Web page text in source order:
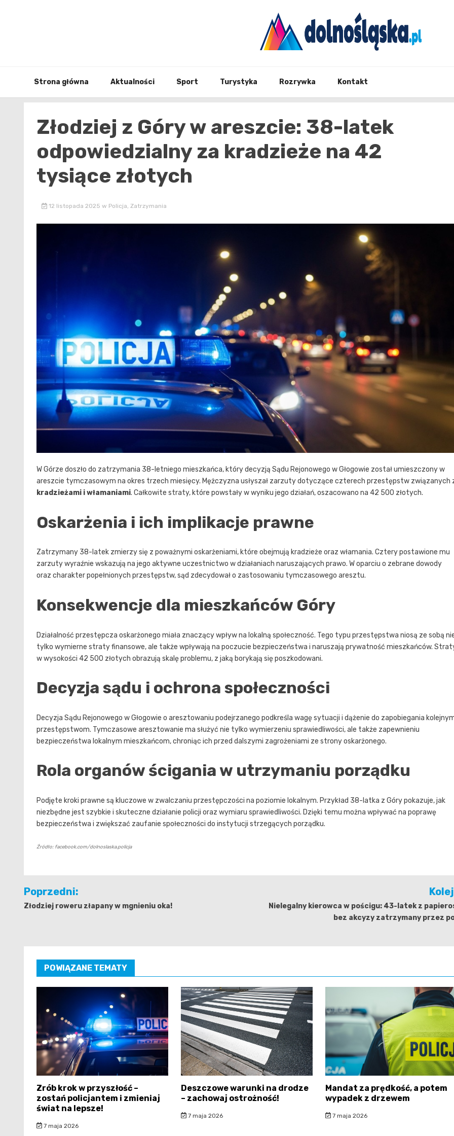
Strona główna Aktualności Sport Turystyka Rozrywka Kontakt
Złodziej z Góry w areszcie: 38-latek
odpowiedzialny za kradzieże na 42
tysiące złotych
12 listopada 2025 w Policja, Zatrzymania
W Górze doszło do zatrzymania 38-letniego mieszkańca, który decyzją Sądu Rejonowego w Głogowie został umieszczony w
areszcie tymczasowym na okres trzech miesięcy. Mężczyzna usłyszał zarzuty dotyczące czterech przestępstw związanych
kradzieżami i włamaniami. Całkowite straty, które powstały w wyniku jego działań, oszacowano na 42 500 złotych.
Oskarżenia i ich implikacje prawne
Zatrzymany 38-latek zmierzy się z poważnymi oskarżeniami, które obejmują kradzieże oraz włamania. Cztery postawione mu
zarzuty wyraźnie wskazują na jego aktywne uczestnictwo w działaniach naruszających prawo. W oparciu o zebrane dowody
oraz charakter popełnionych przestępstw, sąd zdecydował o zastosowaniu tymczasowego aresztu.
Konsekwencje dla mieszkańców Góry
Działalność przestępcza oskarżonego miała znaczący wpływ na lokalną społeczność. Tego typu przestępstwa niosą ze sobą
tylko wymierne straty finansowe, ale także wpływają na poczucie bezpieczeństwa i naruszają prywatność mieszkańców.
w wysokości 42 500 złotych obrazują skalę problemu, z jaką borykają się poszkodowani.
Decyzja sądu i ochrona społeczności
Decyzja Sądu Rejonowego w Głogowie o aresztowaniu podejrzanego podkreśla wagę sytuacji i dążenie do zapobiegania
przestępstwom. Tymczasowe aresztowanie ma służyć nie tylko wymierzeniu sprawiedliwości, ale także zapewnieniu
bezpieczeństwa lokalnym mieszkańcom, chroniąc ich przed dalszymi zagrożeniami ze strony oskarżonego.
Rola organów ścigania w utrzymaniu porządku
Podjęte kroki prawne są kluczowe w zwalczaniu przestępczości na poziomie lokalnym. Przykład 38-latka z Góry pokazuje, jak
niezbędne jest szybkie i skuteczne działanie policji oraz wymiaru sprawiedliwości. Dzięki temu można wpływać na poprawę
bezpieczeństwa i zwiększać zaufanie społeczności do instytucji strzegących porządku.
Źródło: facebook.com/dolnoslaska.policja
Nawigacja
wpisu
Poprzedni:
Złodziej roweru złapany w mgnieniu oka!
Nielegalny kierowca w pościgu: 43-latek z
bez akcyzy zatrzymany przez
POWIĄZANE TEMATY
Zrób krok w przyszłość –
zostań policjantem i zmieniaj
świat na lepsze!
7 maja 2026
Deszczowe warunki na drodze
– zachowaj ostrożność!
7 maja 2026
Mandat za prędkość, a potem
wypadek z drzewem
7 maja 2026